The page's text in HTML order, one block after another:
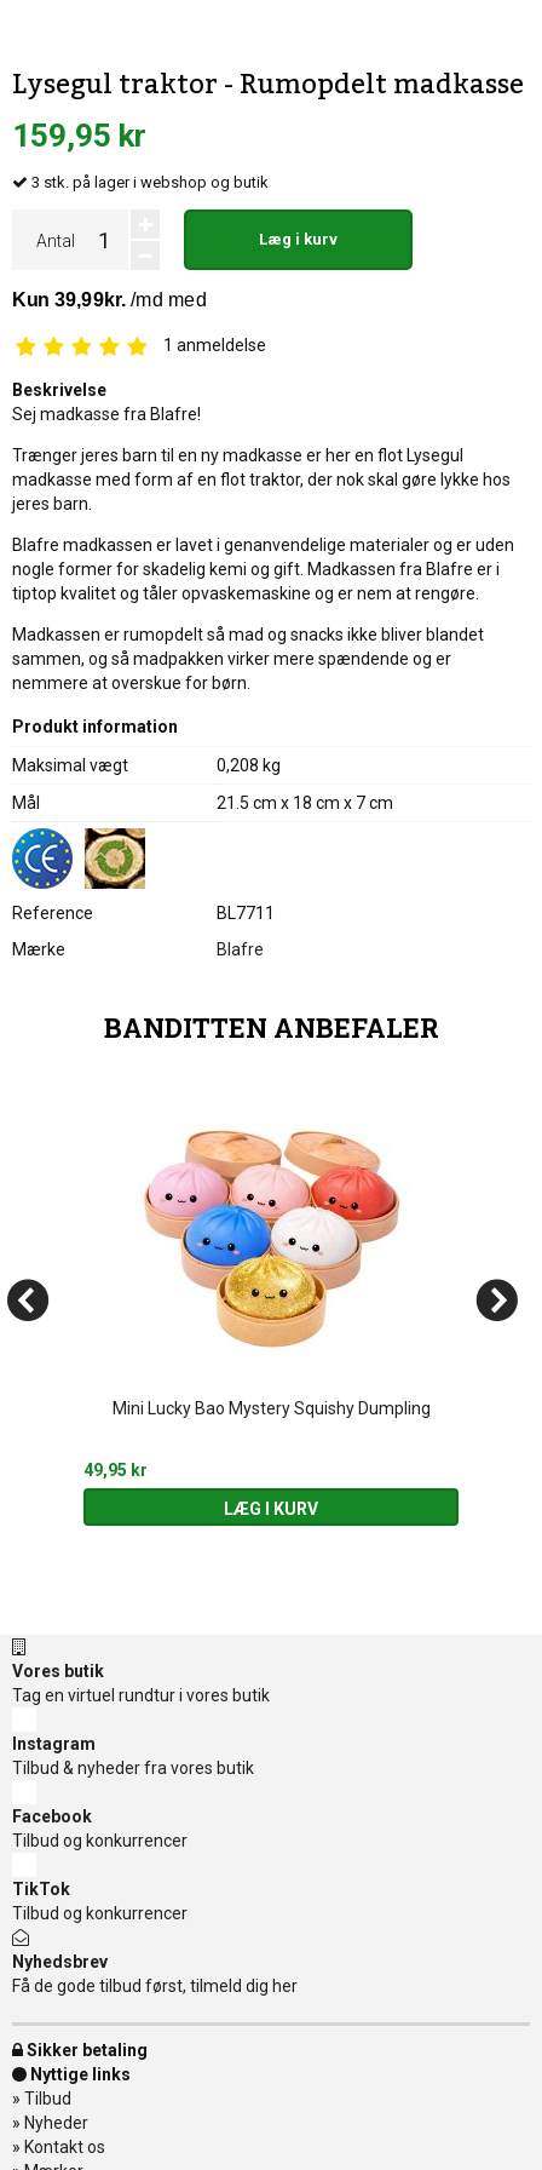
Lysegul traktor - Rumopdelt madkasse
159,95 kr
3 stk. på lager i webshop og butik
Antal Læg i kurv
1 anmeldelse
Beskrivelse
Sej madkasse fra Blafre!
Trænger jeres barn til en ny madkasse er her en flot Lysegul
madkasse med form af en flot traktor, der nok skal gøre lykke hos
jeres barn.
Blafre madkassen er lavet i genanvendelige materialer og er uden
nogle former for skadelig kemi og gift. Madkassen fra Blafre er i
tiptop kvalitet og tåler opvaskemaskine og er nem at rengøre.
Madkassen er rumopdelt så mad og snacks ikke bliver blandet
sammen, og så madpakken virker mere spændende og er
nemmere at overskue for børn.
Produkt information
Maksimal vægt
0,208 kg
Mål
21.5 cm x 18 cm x 7 cm
Reference
BL7711
Mærke
Blafre
BANDITTEN ANBEFALER
Mini Lucky Bao Mystery Squishy Dumpling
49,95 kr
LÆG I KURV
Vores butik
Tag en virtuel rundtur i vores butik
Instagram
Tilbud & nyheder fra vores butik
Facebook
Tilbud og konkurrencer
TikTok
Tilbud og konkurrencer
Nyhedsbrev
Få de gode tilbud først, tilmeld dig her
Sikker betaling
Nyttige links
» Tilbud
» Nyheder
» Kontakt os